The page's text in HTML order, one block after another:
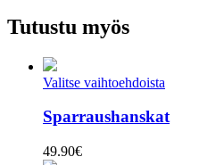
Tutustu myös
Valitse vaihtoehdoista
Sparraushanskat
49.90€